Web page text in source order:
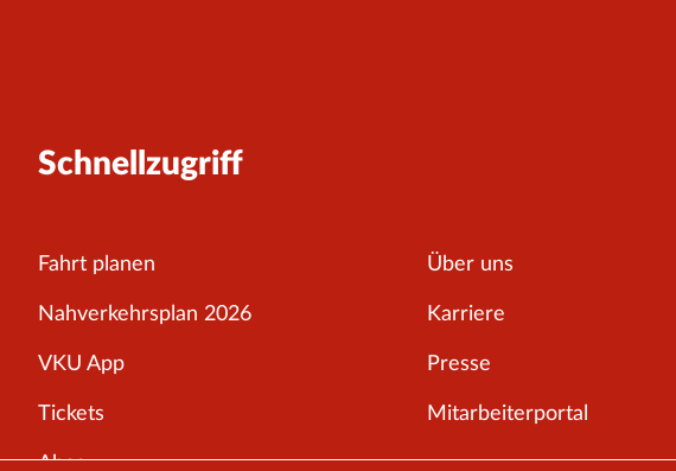
Schnellzugriff
Fahrt planen
Nahverkehrsplan 2026
VKU App
Tickets
Abos
Über uns
Karriere
Presse
Mitarbeiterportal